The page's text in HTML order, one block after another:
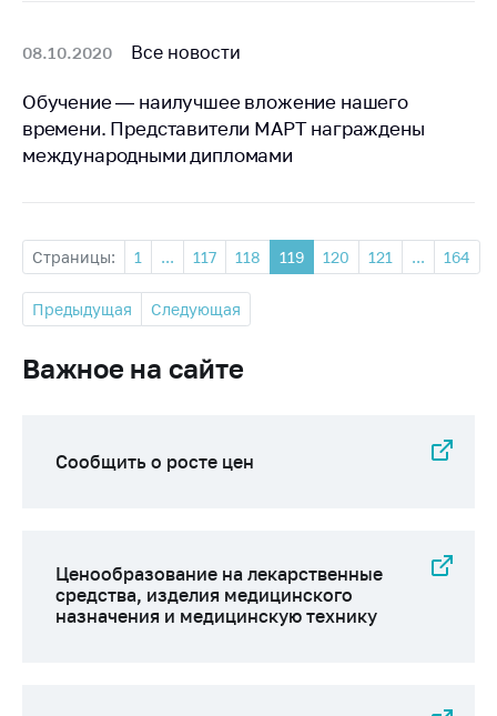
08.10.2020 Все новости
Обучение — наилучшее вложение нашего
времени. Представители МАРТ награждены
международными дипломами
Страницы: 1 ... 117 118 119 120 121 ... 164
Предыдущая Следующая
Важное на сайте
Сообщить о росте цен
Ценообразование на лекарственные
средства, изделия медицинского
назначения и медицинскую технику